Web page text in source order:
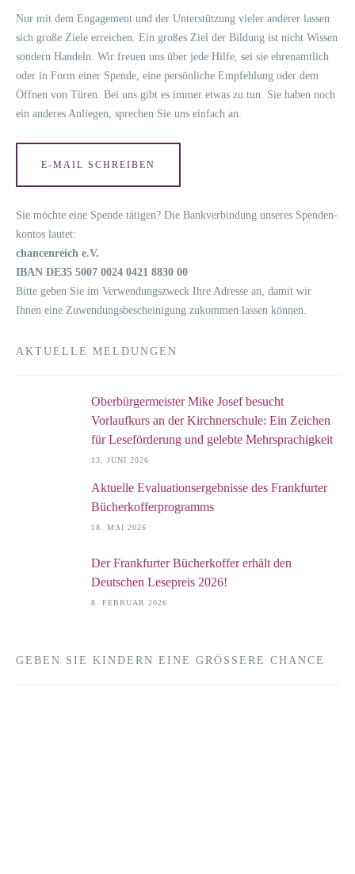
Nur mit dem Enga­ge­ment und der Unter­stüt­zung vie­ler ande­rer las­sen
sich gro­ße Zie­le errei­chen. Ein gro­ßes Ziel der Bil­dung ist nicht Wis­sen
son­dern Han­deln. Wir freu­en uns über jede Hil­fe, sei sie ehren­amt­lich
oder in Form einer Spen­de, eine per­sön­li­che Emp­feh­lung oder dem
Öff­nen von Türen. Bei uns gibt es immer etwas zu tun. Sie haben noch
ein ande­res Anlie­gen, spre­chen Sie uns ein­fach an.
E‑MAIL SCHREI­BEN
Sie möch­te eine Spen­de täti­gen? Die Bank­ver­bin­dung unse­res Spen­den­
kon­tos lautet:
chan­cen­reich e.V.
IBAN DE35 5007 0024 0421 8830 00
Bit­te geben Sie im Ver­wen­dungs­zweck Ihre Adres­se an, damit wir
Ihnen eine Zuwen­dungs­be­schei­ni­gung zukom­men las­sen können.
AKTUELLE MELDUNGEN
Oberbürgermeister Mike Josef besucht
Vorlaufkurs an der Kirchnerschule: Ein Zeichen
für Leseförderung und gelebte Mehrsprachigkeit
13. JUNI 2026
Aktuelle Evaluationsergebnisse des Frankfurter
Bücherkofferprogramms
18. MAI 2026
Der Frankfurter Bücherkoffer erhält den
Deutschen Lesepreis 2026!
8. FEBRUAR 2026
GEBEN SIE KINDERN EINE GRÖSSERE CHANCE